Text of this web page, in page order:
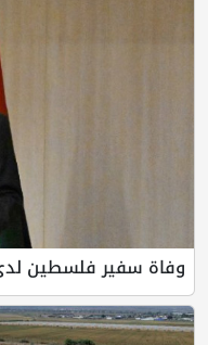
لدى مصر دياب